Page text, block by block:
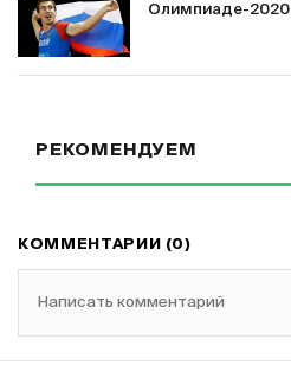
Олимпиаде-2020
РЕКОМЕНДУЕМ
КОММЕНТАРИИ (0)
Написать комментарий